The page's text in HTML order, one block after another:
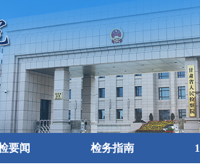
要闻 检务指南